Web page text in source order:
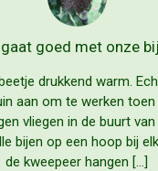
goed met onze
drukkend warm.
aan om te werken
vliegen in de buurt
bijen op een hoop bij
de kweepeer hangen […]